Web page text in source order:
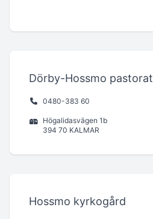
Dörby-Hossmo pastorat
0480-383 60
Högalidasvägen 1b
394 70 KALMAR
Hossmo kyrkogård